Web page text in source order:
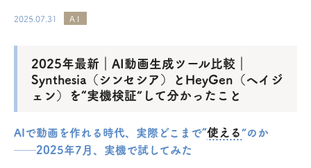
2025.07.31 AI
2025年最新｜AI動画生成ツール比較｜
Synthesia（シンセシア）とHeyGen（ヘイジ
ェン）を“実機検証”して分かったこと
AIで動画を作れる時代、実際どこまで“使える”のか
──2025年7月、実機で試してみた